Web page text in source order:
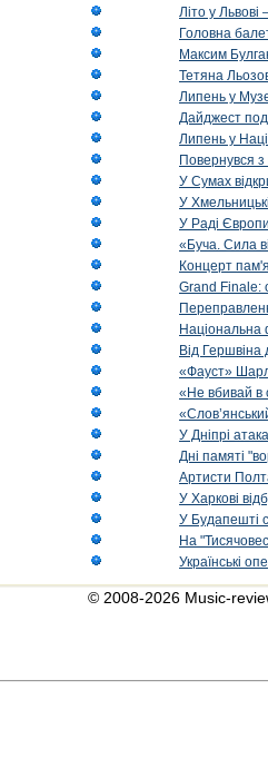
Літо у
Головна
Максим
Тетяна
Липень у
Дайджест
Липень у
Повернувся з
У Сумах
У
У Раді Європи
«Буча. Сила
Концерт
Grand Finale:
Національна
Від Гершвіна
«Фауст»
«Не вбивай в
У Дніпрі
Дні памяті
Артисти
У Харкові
У Будапешті
На
Українські
© 2008-2026 Music-